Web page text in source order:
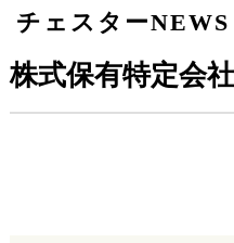
チェスターNEWS
株式保有特定会